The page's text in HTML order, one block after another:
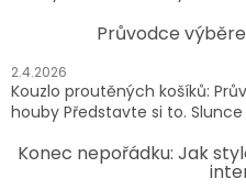
Průvodce
2.4.2026
Kouzlo proutěných košíků:
houby Představte si to.
Konec nepořádku: Jak